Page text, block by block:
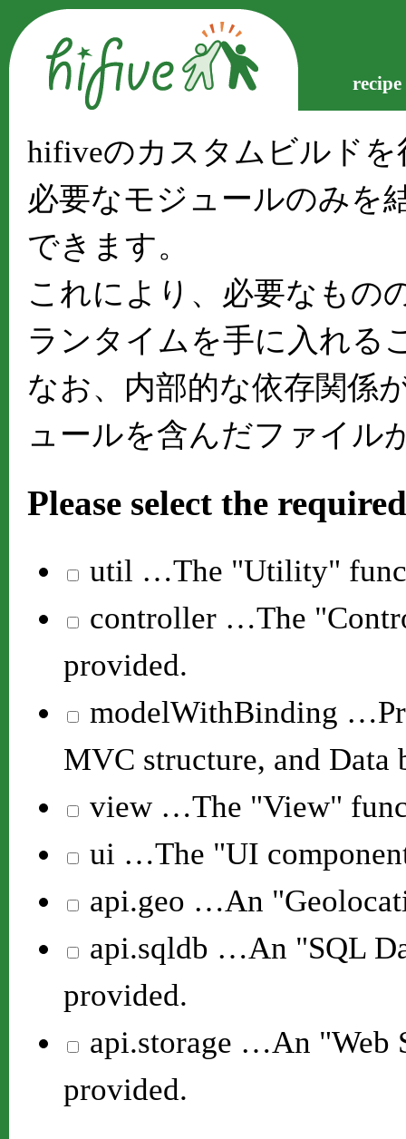
recipe
hifiveのカスタムビルドを
必要なモジュールのみを
できます。
これにより、必要なもの
ランタイムを手に入れる
なお、内部的な依存関係
ュールを含んだファイル
Please select the
util …The "Utility"
controller …The
provided.
modelWithBinding
MVC structure, and Data
view …The "View"
ui …The "UI
api.geo …An
api.sqldb …An "SQL
provided.
api.storage …An "Web
provided.